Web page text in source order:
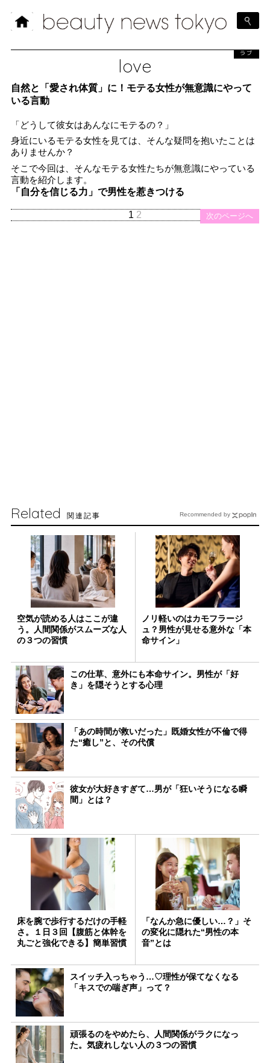
love
ラブ
自然と「愛され体質」に！モテる女性が無意識にやって
いる言動
「どうして彼女はあんなにモテるの？」
身近にいるモテる女性を見ては、そんな疑問を抱いたことは
ありませんか？
そこで今回は、そんなモテる女性たちが無意識にやっている
言動を紹介します。
「自分を信じる力」で男性を惹きつける
次のページへ
1 2
Related 関連記事
空気が読める人はここが違
う。人間関係がスムーズな人
の３つの習慣
ノリ軽いのはカモフラージ
ュ？男性が見せる意外な「本
命サイン」
この仕草、意外にも本命サイン。男性が「好
き」を隠そうとする心理
「あの時間が救いだった」既婚女性が不倫で得
た“癒し”と、その代償
彼女が大好きすぎて…男が「狂いそうになる瞬
間」とは？
床を腕で歩行するだけの手軽
さ。１日３回【腹筋と体幹を
丸ごと強化できる】簡単習慣
「なんか急に優しい…？」そ
の変化に隠れた“男性の本
音”とは
スイッチ入っちゃう…♡理性が保てなくなる
「キスでの喘ぎ声」って？
頑張るのをやめたら、人間関係がラクになっ
た。気疲れしない人の３つの習慣
Recommended by